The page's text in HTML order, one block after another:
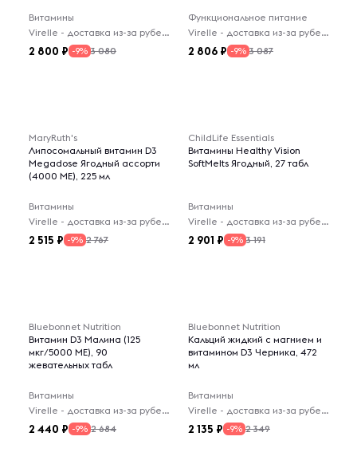
Витамины
Virelle - доставка из-за рубежа
2 800 -9% 3 080
Функциональное питание
Virelle - доставка из-за рубежа
2 806 -9% 3 087
MaryRuth's
Липосомальный витамин D3
Megadose Ягодный ассорти
(4000 МЕ), 225 мл
Витамины
Virelle - доставка из-за рубежа
2 515 -9% 2 767
ChildLife Essentials
Витамины Healthy Vision
SoftMelts Ягодный, 27 табл
Витамины
Virelle - доставка из-за рубежа
2 901 -9% 3 191
Bluebonnet Nutrition
Витамин D3 Малина (125
мкг/5000 МЕ), 90
жевательных табл
Витамины
Virelle - доставка из-за рубежа
2 440 -9% 2 684
Bluebonnet Nutrition
Кальций жидкий с магнием и
витамином D3 Черника, 472
мл
Витамины
Virelle - доставка из-за рубежа
2 135 -9% 2 349